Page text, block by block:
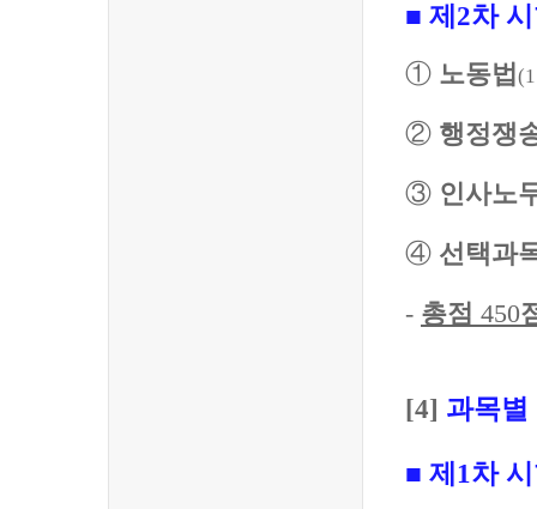
■ 제 2차
① 노동법
② 행정쟁
③ 인사노
④ 선택과
- 총점 450
[4] 과목별
■ 제 1차